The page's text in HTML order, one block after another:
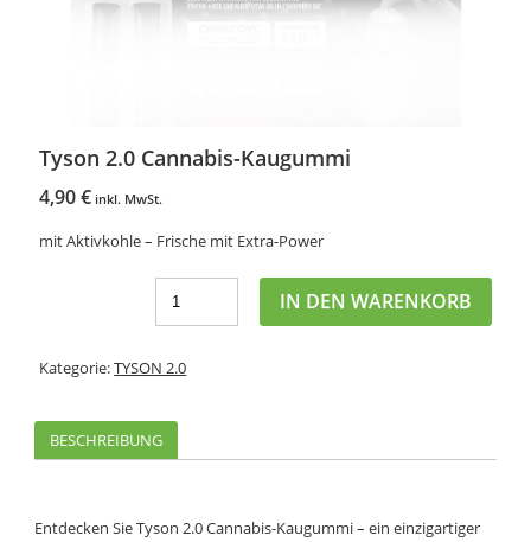
Tyson 2.0 Cannabis-Kaugummi
4,90€ inkl. MwSt.
mit Aktivkohle – Frische mit Extra-Power
IN DEN WARENKORB
Kategorie:TYSON 2.0
BESCHREIBUNG
Entdecken Sie Tyson 2.0 Cannabis-Kaugummi – ein einzigartiger